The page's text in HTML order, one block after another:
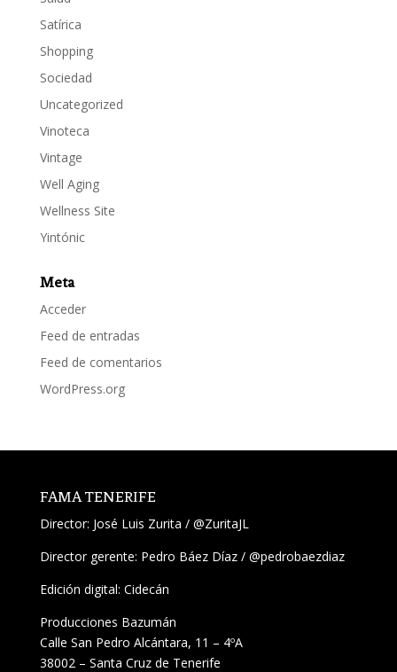
Satírica
Shopping
Sociedad
Uncategorized
Vinoteca
Vintage
Well Aging
Wellness Site
Yintónic
Meta
Acceder
Feed de entradas
Feed de comentarios
WordPress.org
FAMA TENERIFE
Director: José Luis Zurita / @ZuritaJL
Director gerente: Pedro Báez Díaz / @pedrobaezdiaz
Edición digital: Cidecán
Producciones Bazumán
Calle San Pedro Alcántara, 11 – 4ºA
38002 – Santa Cruz de Tenerife